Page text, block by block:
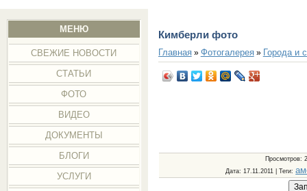
МЕНЮ
СВЕЖИЕ НОВОСТИ
СТАТЬИ
ФОТО
ВИДЕО
ДОКУМЕНТЫ
БЛОГИ
УСЛУГИ
Кимберли фото
Главная» Фотогалерея» Города и
Просмотров:
Дата: 17.11.2011 |Теги: